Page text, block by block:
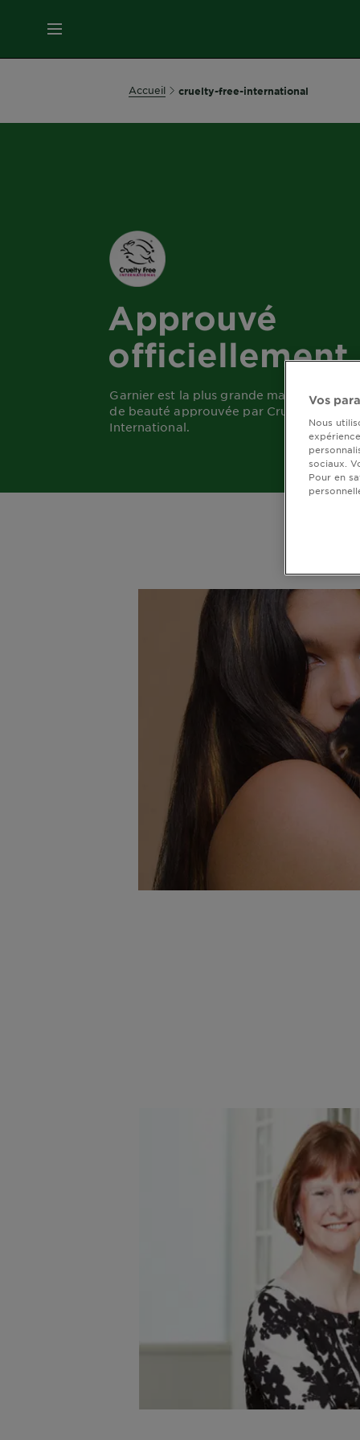
MENU
COLORATION
SOLAIRE
ENGAGEMENTS
Accueil cruelty-free-international
Approuvé
officiellement
Garnier est la plus grande marque de
de beauté approuvée par Cruelty Free
International.
Vos
Nous
sociaux.
Pour en